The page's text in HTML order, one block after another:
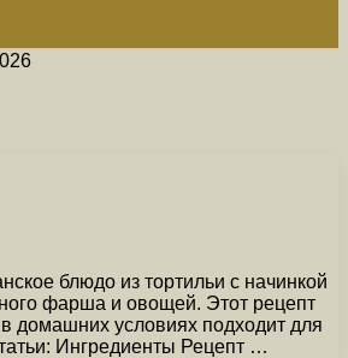
блюдо из тортильи с начинкой
фарша и овощей. Этот рецепт
в домашних условиях подходит для
Ингредиенты Рецепт …